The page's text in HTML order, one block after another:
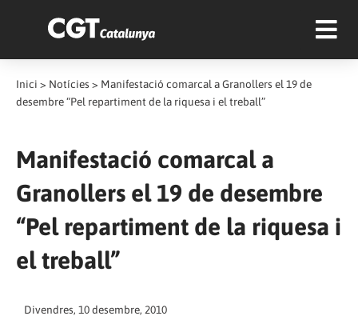
Inici > Notícies > Manifestació comarcal a Granollers el 19 de
desembre “Pel repartiment de la riquesa i el treball”
Manifestació comarcal a
Granollers el 19 de desembre
“Pel repartiment de la riquesa i
el treball”
Divendres, 10 desembre, 2010